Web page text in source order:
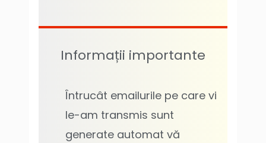
Informații importante
Întrucât emailurile pe care vi
le-am transmis sunt
generate automat vă